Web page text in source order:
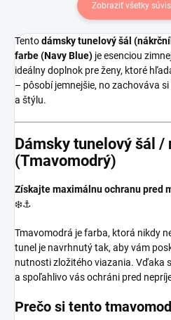
Zobraziť všetky
Tentodámsky tunelový šál
farbe (Navy Blue) je esenciou
ideálny doplnok pre ženy, ktoré
– pôsobí jemnejšie, no zachováva
a štýlu.
Dámsky tunelový šál /
(Tmavomodrý)
Získajte maximálnu ochranu pred
❄️⚓
Tmavomodrá je farba, ktorá nikdy
tunel je navrhnutý tak, aby vám
nutnosti zložitého viazania. Vďaka
a spoľahlivo vás ochráni pred
Prečo si tento